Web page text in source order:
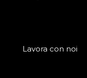
Lavora con noi